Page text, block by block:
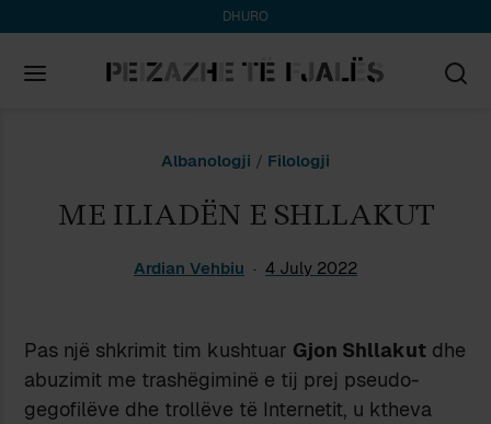
DHURO
Albanologji / Filologji
ME ILIADËN E SHLLAKUT
Ardian Vehbiu 4 July 2022
Pas një shkrimit tim kushtuar Gjon Shllakut dhe
abuzimit me trashëgiminë e tij prej pseudo-
gegofilëve dhe trollëve të Internetit, u ktheva